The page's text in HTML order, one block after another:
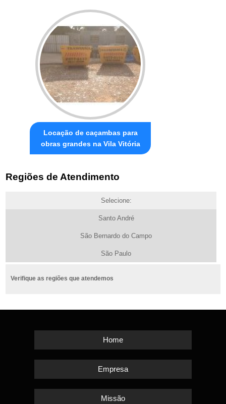
Locação de caçambas para
obras grandes na Vila Vitória
Regiões de Atendimento
Selecione:
Santo André
São Bernardo do Campo
São Paulo
Verifique as regiões que atendemos
Home
Empresa
Missão